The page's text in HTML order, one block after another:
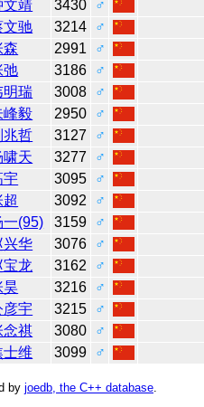
文靖 3430
♂
文驰 3214
♂
森 2991
♂
弛 3186
♂
明瑞 3008
♂
峰毅 2950
♂
兆哲 3127
♂
啸天 3277
♂
宇 3095
♂
超 3092
♂
一(95) 3159
♂
兴华 3076
♂
宝龙 3162
♂
昊 3216
♂
彦宇 3215
♂
念祺 3080
♂
士维 3099 ♂
by joedb, the C++ database